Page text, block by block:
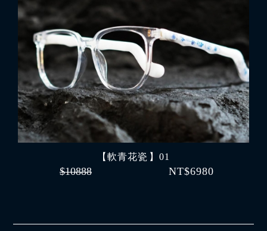
【軟青花瓷 】01
$10888 NT$6980